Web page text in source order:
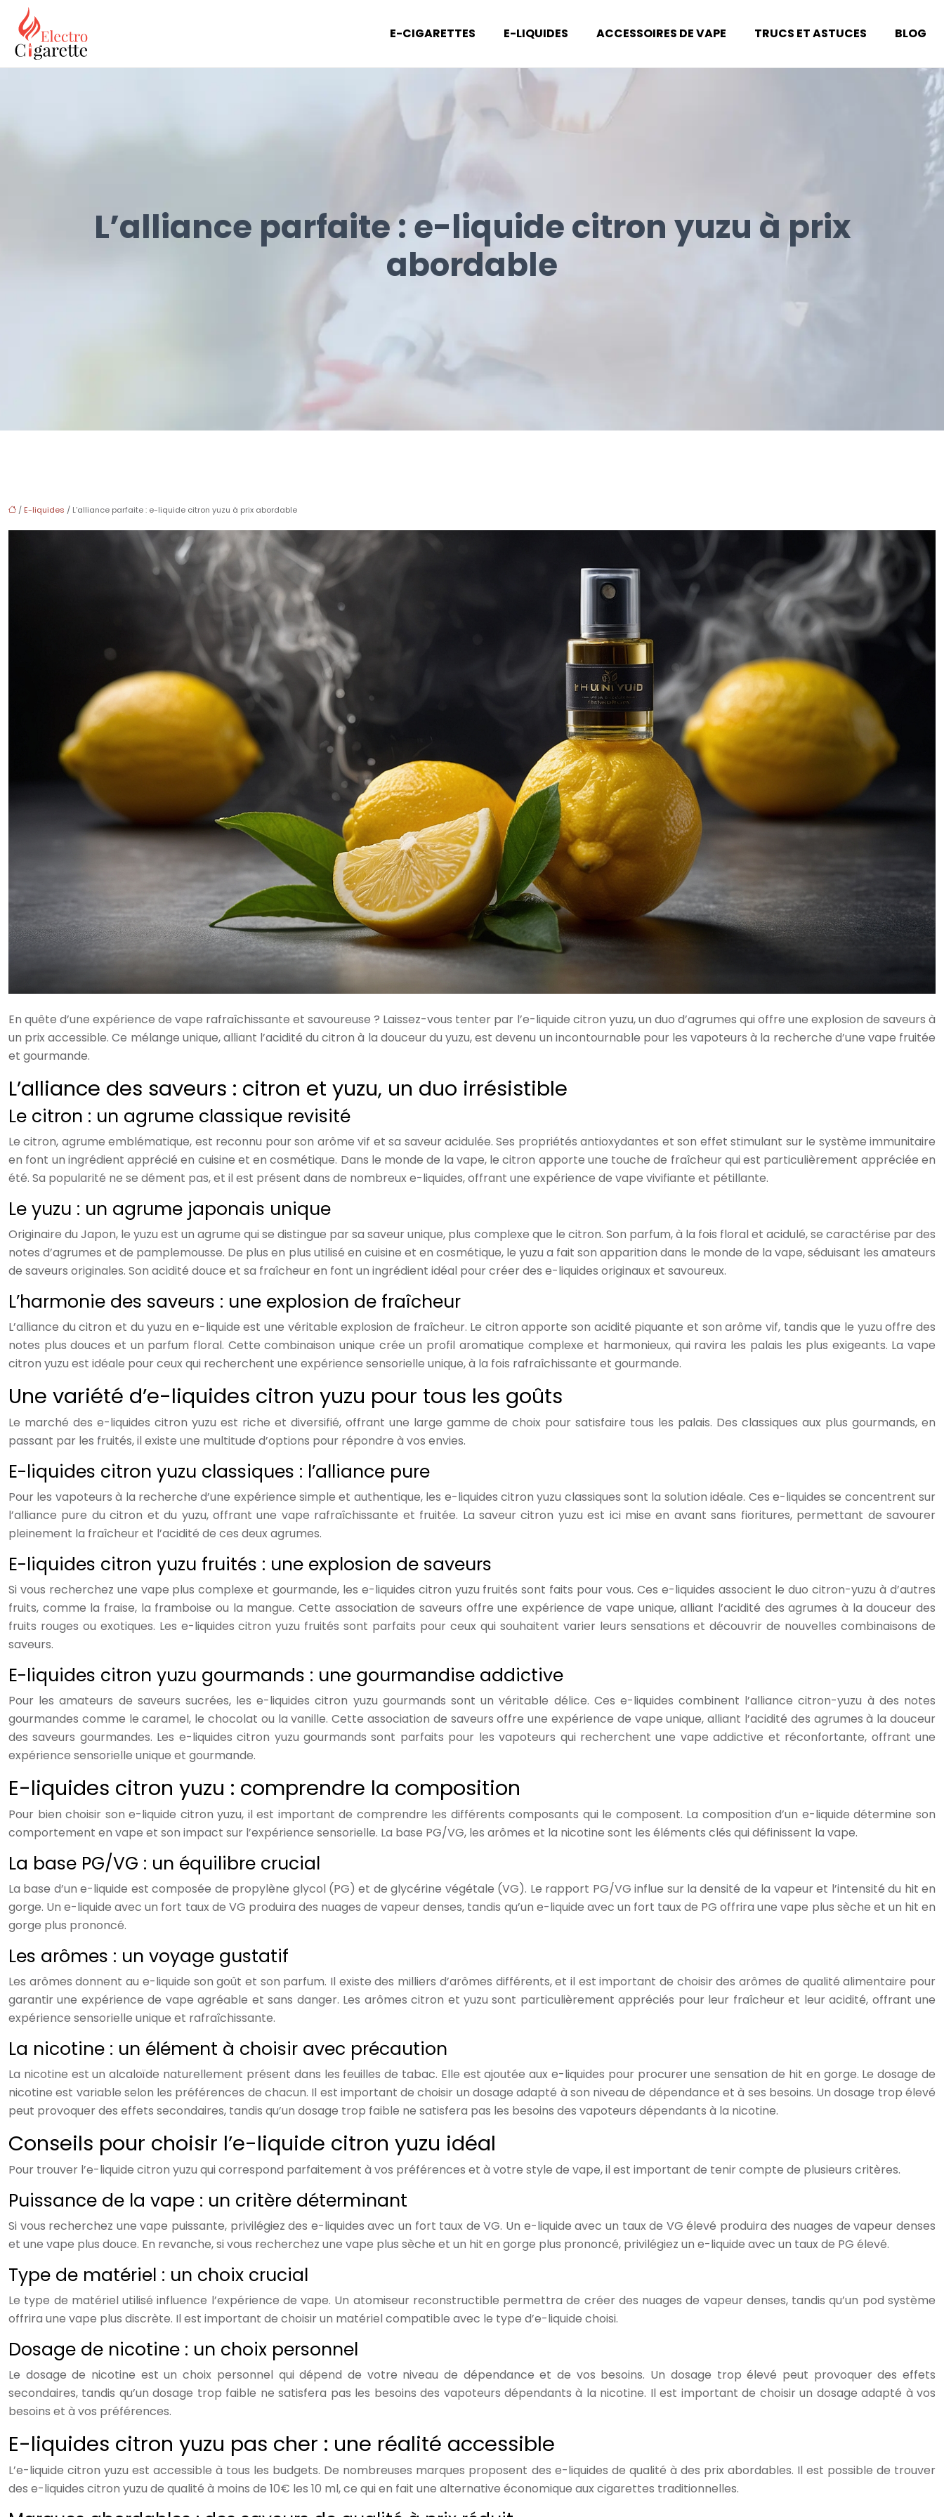
E-CIGARETTES E-LIQUIDES ACCESSOIRES DE VAPE TRUCS ET ASTUCES BLOG
L’alliance parfaite : e-liquide citron yuzu à prix
abordable
/ E-liquides / L’alliance parfaite : e-liquide citron yuzu à prix abordable
En quête d’une expérience de vape rafraîchissante et savoureuse ? Laissez-vous tenter par l’e-liquide citron yuzu, un duo d’agrumes qui offre une explosion de saveurs à
un prix accessible. Ce mélange unique, alliant l’acidité du citron à la douceur du yuzu, est devenu un incontournable pour les vapoteurs à la recherche d’une vape fruitée
et gourmande.
L’alliance des saveurs : citron et yuzu, un duo irrésistible
Le citron : un agrume classique revisité
Le citron, agrume emblématique, est reconnu pour son arôme vif et sa saveur acidulée. Ses propriétés antioxydantes et son effet stimulant sur le système immunitaire
en font un ingrédient apprécié en cuisine et en cosmétique. Dans le monde de la vape, le citron apporte une touche de fraîcheur qui est particulièrement appréciée en
été. Sa popularité ne se dément pas, et il est présent dans de nombreux e-liquides, offrant une expérience de vape vivifiante et pétillante.
Le yuzu : un agrume japonais unique
Originaire du Japon, le yuzu est un agrume qui se distingue par sa saveur unique, plus complexe que le citron. Son parfum, à la fois floral et acidulé, se caractérise par des
notes d’agrumes et de pamplemousse. De plus en plus utilisé en cuisine et en cosmétique, le yuzu a fait son apparition dans le monde de la vape, séduisant les amateurs
de saveurs originales. Son acidité douce et sa fraîcheur en font un ingrédient idéal pour créer des e-liquides originaux et savoureux.
L’harmonie des saveurs : une explosion de fraîcheur
L’alliance du citron et du yuzu en e-liquide est une véritable explosion de fraîcheur. Le citron apporte son acidité piquante et son arôme vif, tandis que le yuzu offre des
notes plus douces et un parfum floral. Cette combinaison unique crée un profil aromatique complexe et harmonieux, qui ravira les palais les plus exigeants. La vape
citron yuzu est idéale pour ceux qui recherchent une expérience sensorielle unique, à la fois rafraîchissante et gourmande.
Une variété d’e-liquides citron yuzu pour tous les goûts
Le marché des e-liquides citron yuzu est riche et diversifié, offrant une large gamme de choix pour satisfaire tous les palais. Des classiques aux plus gourmands, en
passant par les fruités, il existe une multitude d’options pour répondre à vos envies.
E-liquides citron yuzu classiques : l’alliance pure
Pour les vapoteurs à la recherche d’une expérience simple et authentique, les e-liquides citron yuzu classiques sont la solution idéale. Ces e-liquides se concentrent sur
l’alliance pure du citron et du yuzu, offrant une vape rafraîchissante et fruitée. La saveur citron yuzu est ici mise en avant sans fioritures, permettant de savourer
pleinement la fraîcheur et l’acidité de ces deux agrumes.
E-liquides citron yuzu fruités : une explosion de saveurs
Si vous recherchez une vape plus complexe et gourmande, les e-liquides citron yuzu fruités sont faits pour vous. Ces e-liquides associent le duo citron-yuzu à d’autres
fruits, comme la fraise, la framboise ou la mangue. Cette association de saveurs offre une expérience de vape unique, alliant l’acidité des agrumes à la douceur des
fruits rouges ou exotiques. Les e-liquides citron yuzu fruités sont parfaits pour ceux qui souhaitent varier leurs sensations et découvrir de nouvelles combinaisons de
saveurs.
E-liquides citron yuzu gourmands : une gourmandise addictive
Pour les amateurs de saveurs sucrées, les e-liquides citron yuzu gourmands sont un véritable délice. Ces e-liquides combinent l’alliance citron-yuzu à des notes
gourmandes comme le caramel, le chocolat ou la vanille. Cette association de saveurs offre une expérience de vape unique, alliant l’acidité des agrumes à la douceur
des saveurs gourmandes. Les e-liquides citron yuzu gourmands sont parfaits pour les vapoteurs qui recherchent une vape addictive et réconfortante, offrant une
expérience sensorielle unique et gourmande.
E-liquides citron yuzu : comprendre la composition
Pour bien choisir son e-liquide citron yuzu, il est important de comprendre les différents composants qui le composent. La composition d’un e-liquide détermine son
comportement en vape et son impact sur l’expérience sensorielle. La base PG/VG, les arômes et la nicotine sont les éléments clés qui définissent la vape.
La base PG/VG : un équilibre crucial
La base d’un e-liquide est composée de propylène glycol (PG) et de glycérine végétale (VG). Le rapport PG/VG influe sur la densité de la vapeur et l’intensité du hit en
gorge. Un e-liquide avec un fort taux de VG produira des nuages de vapeur denses, tandis qu’un e-liquide avec un fort taux de PG offrira une vape plus sèche et un hit en
gorge plus prononcé.
Les arômes : un voyage gustatif
Les arômes donnent au e-liquide son goût et son parfum. Il existe des milliers d’arômes différents, et il est important de choisir des arômes de qualité alimentaire pour
garantir une expérience de vape agréable et sans danger. Les arômes citron et yuzu sont particulièrement appréciés pour leur fraîcheur et leur acidité, offrant une
expérience sensorielle unique et rafraîchissante.
La nicotine : un élément à choisir avec précaution
La nicotine est un alcaloïde naturellement présent dans les feuilles de tabac. Elle est ajoutée aux e-liquides pour procurer une sensation de hit en gorge. Le dosage de
nicotine est variable selon les préférences de chacun. Il est important de choisir un dosage adapté à son niveau de dépendance et à ses besoins. Un dosage trop élevé
peut provoquer des effets secondaires, tandis qu’un dosage trop faible ne satisfera pas les besoins des vapoteurs dépendants à la nicotine.
Conseils pour choisir l’e-liquide citron yuzu idéal
Pour trouver l’e-liquide citron yuzu qui correspond parfaitement à vos préférences et à votre style de vape, il est important de tenir compte de plusieurs critères.
Puissance de la vape : un critère déterminant
Si vous recherchez une vape puissante, privilégiez des e-liquides avec un fort taux de VG. Un e-liquide avec un taux de VG élevé produira des nuages de vapeur denses
et une vape plus douce. En revanche, si vous recherchez une vape plus sèche et un hit en gorge plus prononcé, privilégiez un e-liquide avec un taux de PG élevé.
Type de matériel : un choix crucial
Le type de matériel utilisé influence l’expérience de vape. Un atomiseur reconstructible permettra de créer des nuages de vapeur denses, tandis qu’un pod système
offrira une vape plus discrète. Il est important de choisir un matériel compatible avec le type d’e-liquide choisi.
Dosage de nicotine : un choix personnel
Le dosage de nicotine est un choix personnel qui dépend de votre niveau de dépendance et de vos besoins. Un dosage trop élevé peut provoquer des effets
secondaires, tandis qu’un dosage trop faible ne satisfera pas les besoins des vapoteurs dépendants à la nicotine. Il est important de choisir un dosage adapté à vos
besoins et à vos préférences.
E-liquides citron yuzu pas cher : une réalité accessible
L’e-liquide citron yuzu est accessible à tous les budgets. De nombreuses marques proposent des e-liquides de qualité à des prix abordables. Il est possible de trouver
des e-liquides citron yuzu de qualité à moins de 10€ les 10 ml, ce qui en fait une alternative économique aux cigarettes traditionnelles.